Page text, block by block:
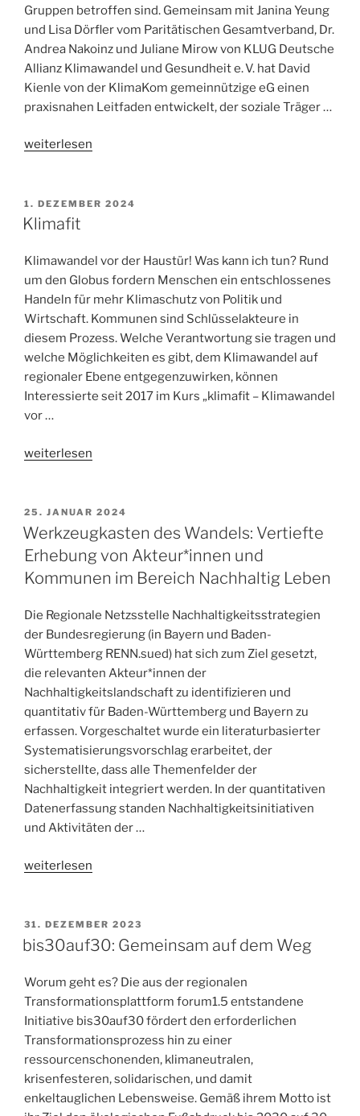
Gruppen betroffen sind. Gemeinsam mit Janina Yeung
und Lisa Dörfler vom Paritätischen Gesamtverband, Dr.
Andrea Nakoinz und Juliane Mirow von KLUG Deutsche
Allianz Klimawandel und Gesundheit e. V. hat David
Kienle von der KlimaKom gemeinnützige eG einen
praxisnahen Leitfaden entwickelt, der soziale Träger …
„Klimaanpassung
Sozialen
Arbeit
ein
Leitfaden
für
Einrichtungen
und
Dienste“
weiterlesen
1. DEZEMBER 2024
Klimafit
Klimawandel vor der Haustür! Was kann ich tun? Rund
um den Globus fordern Menschen ein entschlossenes
Handeln für mehr Klimaschutz von Politik und
Wirtschaft. Kommunen sind Schlüsselakteure in
diesem Prozess. Welche Verantwortung sie tragen und
welche Möglichkeiten es gibt, dem Klimawandel auf
regionaler Ebene entgegenzuwirken, können
Interessierte seit 2017 im Kurs „klimafit – Klimawandel
vor …
„Klimafit“
weiterlesen
25. JANUAR 2024
Werkzeugkasten des Wandels: Vertiefte
Erhebung von Akteur*innen und
Kommunen im Bereich Nachhaltig Leben
Die Regionale Netzsstelle Nachhaltigkeitsstrategien
der Bundesregierung (in Bayern und Baden-
Württemberg RENN.sued) hat sich zum Ziel gesetzt,
die relevanten Akteur*innen der
Nachhaltigkeitslandschaft zu identifizieren und
quantitativ für Baden-Württemberg und Bayern zu
erfassen. Vorgeschaltet wurde ein literaturbasierter
Systematisierungsvorschlag erarbeitet, der
sicherstellte, dass alle Themenfelder der
Nachhaltigkeit integriert werden. In der quantitativen
Datenerfassung standen Nachhaltigkeitsinitiativen
und Aktivitäten der …
„Werkzeugkasten
Vertiefte
Erhebung
Akteur*innen
und
Kommunen
im
Bereich
Nachhaltig
Leben“
weiterlesen
31. DEZEMBER 2023
bis30auf30: Gemeinsam auf dem Weg
Worum geht es? Die aus der regionalen
Transformationsplattform forum1.5 entstandene
Initiative bis30auf30 fördert den erforderlichen
Transformationsprozess hin zu einer
ressourcenschonenden, klimaneutralen,
krisenfesteren, solidarischen, und damit
enkeltauglichen Lebensweise. Gemäß ihrem Motto ist